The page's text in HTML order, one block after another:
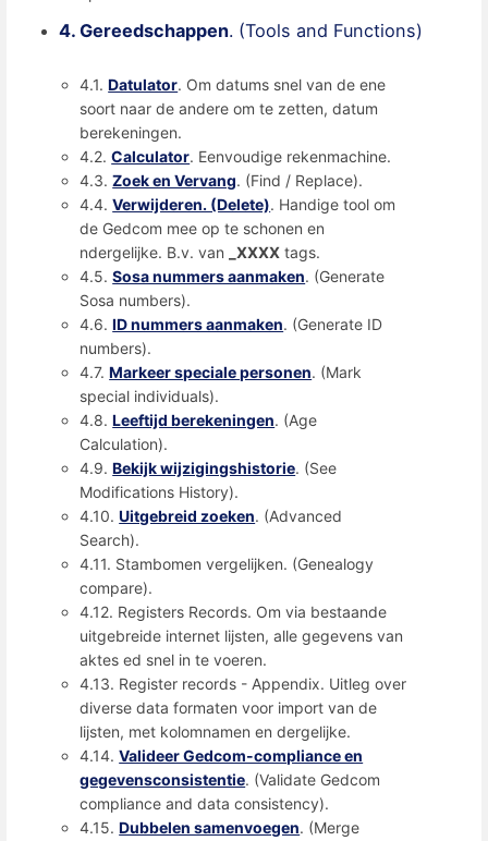
4. Gereedschappen. (Tools and Functions)
4.1.Datulator. Om datums snel van de ene
soort naar de andere om te zetten, datum
berekeningen.
4.2.Calculator. Eenvoudige rekenmachine.
4.3.Zoek en Vervang. (Find / Replace).
4.4.Verwijderen. (Delete). Handige tool om
de Gedcom mee op te schonen en
ndergelijke. B.v. van
_XXXX tags.
4.5.Sosa nummers aanmaken. (Generate
Sosa numbers).
4.6.ID nummers aanmaken. (Generate ID
numbers).
4.7.Markeer speciale personen. (Mark
special individuals).
4.8.Leeftijd berekeningen. (Age
Calculation).
4.9.Bekijk wijzigingshistorie. (See
Modifications History).
4.10.Uitgebreid zoeken. (Advanced
Search).
4.11. Stambomen vergelijken. (Genealogy
compare).
4.12. Registers Records. Om via bestaande
uitgebreide internet lijsten, alle gegevens van
aktes ed snel in te voeren.
4.13. Register records - Appendix. Uitleg over
diverse data formaten voor import van de
lijsten, met kolomnamen en dergelijke.
4.14.Valideer Gedcom-compliance en
gegevensconsistentie. (Validate Gedcom
compliance and data consistency).
4.15.Dubbelen samenvoegen. (Merge